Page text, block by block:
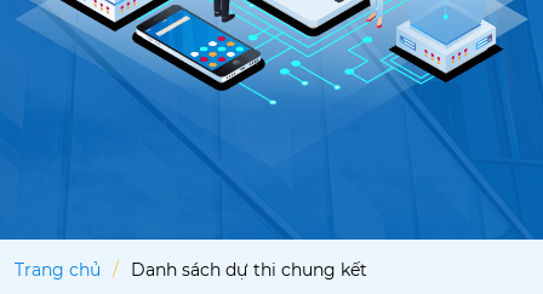
Trang chủ Danh sách dự thi chung kết